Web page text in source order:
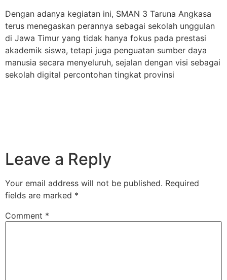
Dengan adanya kegiatan ini, SMAN 3 Taruna Angkasa
terus menegaskan perannya sebagai sekolah unggulan
di Jawa Timur yang tidak hanya fokus pada prestasi
akademik siswa, tetapi juga penguatan sumber daya
manusia secara menyeluruh, sejalan dengan visi sebagai
sekolah digital percontohan tingkat provinsi
Leave a Reply
Your email address will not be published. Required
fields are marked *
Comment *